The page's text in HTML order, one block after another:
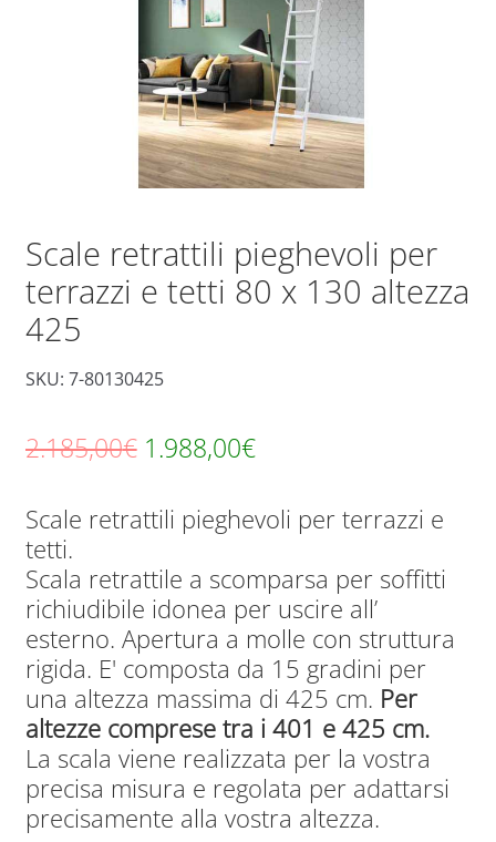
Scale retrattili pieghevoli per
terrazzi e tetti 80 x 130 altezza
425
SKU: 7-80130425
2.185,00€ Il
originale
era:
2.185,00€.
1.988,00€Il
attuale
è:
1.988,00€.
Scale retrattili pieghevoli per terrazzi e
tetti.
Scala retrattile a scomparsa per soffitti
richiudibile idonea per uscire all’
esterno. Apertura a molle con struttura
rigida. E' composta da 15 gradini per
una altezza massima di 425 cm. Per
altezze comprese tra i 401 e 425 cm.
La scala viene realizzata per la vostra
precisa misura e regolata per adattarsi
precisamente alla vostra altezza.